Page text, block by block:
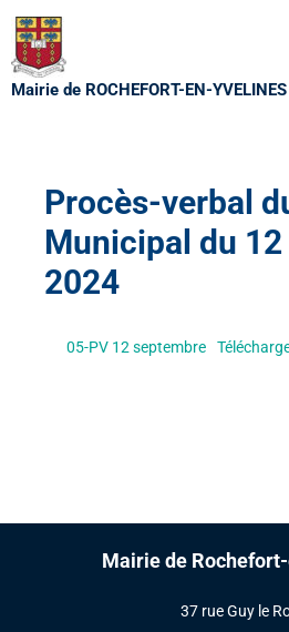
Aller
au
contenu
Mairie de ROCHEFORT-EN-YVELINES
Procès-verbal
Municipal du
2024
05-PV 12 septembre
Mairie de
37 rue Guy le